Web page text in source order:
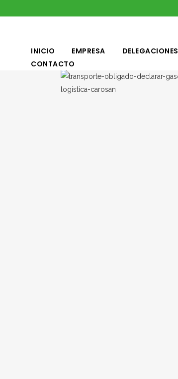
INICIO EMPRESA DELEGACIONES
CONTACTO